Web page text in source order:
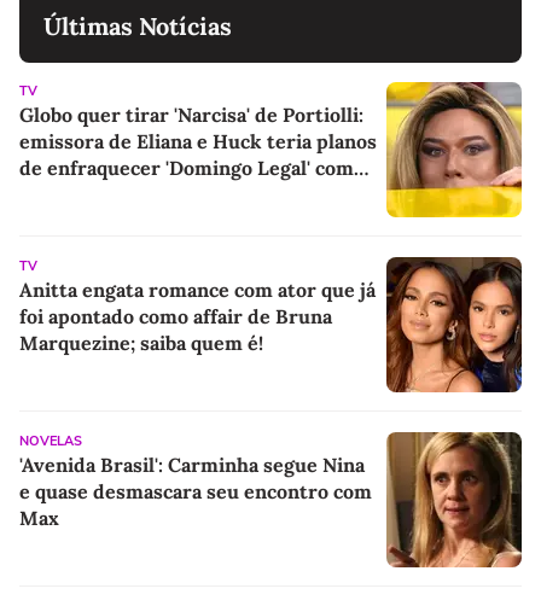
Últimas Notícias
TV
Globo quer tirar 'Narcisa' de Portiolli:
emissora de Eliana e Huck teria planos
de enfraquecer 'Domingo Legal' com
TV
Anitta engata romance com ator que já
foi apontado como affair de Bruna
Marquezine; saiba quem é!
NOVELAS
'Avenida Brasil': Carminha segue Nina
e quase desmascara seu encontro com
Max